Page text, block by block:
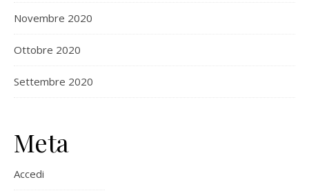
Novembre 2020
Ottobre 2020
Settembre 2020
Meta
Accedi